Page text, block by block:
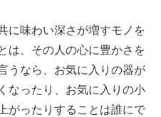
に味わい深さが増すモノを
は、その人の心に豊かさを
うなら、お気に入りの器が
なったり、お気に入りの小
がったりすることは誰にで